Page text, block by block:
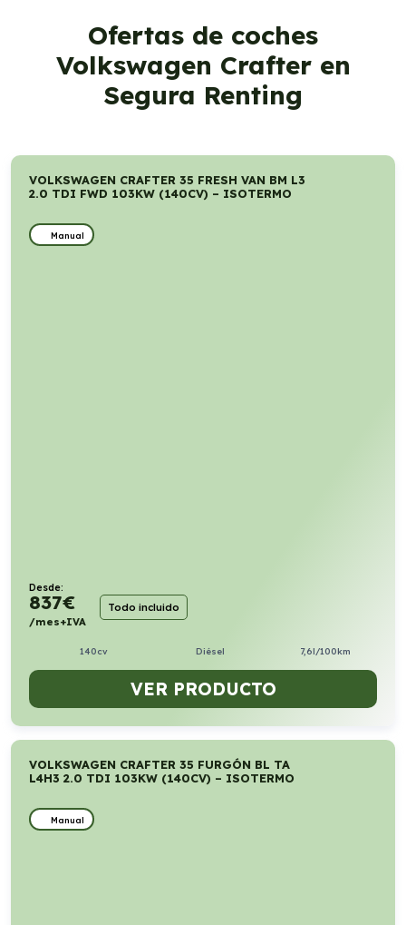
Ofertas de coches
Volkswagen Crafter en
Segura Renting
VOLKSWAGEN CRAFTER 35 FRESH VAN BM L3
2.0 TDI FWD 103KW (140CV) – ISOTERMO
Manual
Desde:
837€
/mes+IVA
Todo incluido
140cv Diésel 7,6l/100km
VER PRODUCTO
VOLKSWAGEN CRAFTER 35 FURGÓN BL TA
L4H3 2.0 TDI 103KW (140CV) – ISOTERMO
Manual